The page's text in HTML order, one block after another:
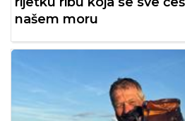
našem moru